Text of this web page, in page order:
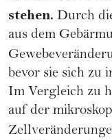
stehen. Durch
aus dem
bevor sie sich zu
Im Vergleich zu
auf der